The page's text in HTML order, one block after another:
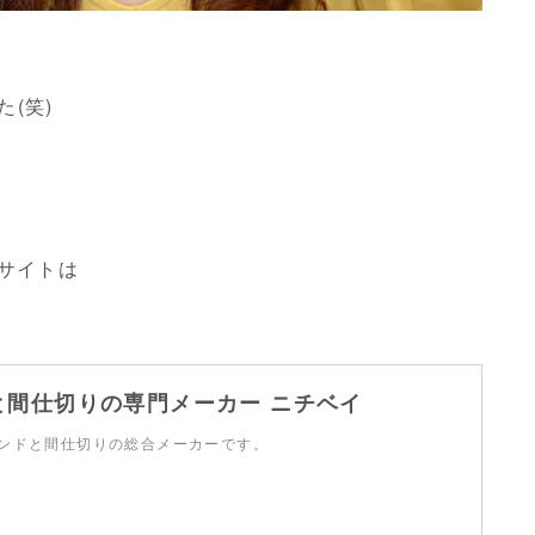
(笑)
イトは
仕切りの専門メーカー ニチベイ
ドと間仕切りの総合メーカーです。